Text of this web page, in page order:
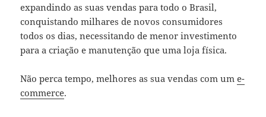
expandindo as suas vendas para todo o Brasil,
conquistando milhares de novos consumidores
todos os dias, necessitando de menor investimento
para a criação e manutenção que uma loja física.
Não perca tempo, melhores as sua vendas com ume-
commerce.